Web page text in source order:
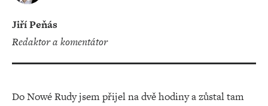
Jiří Peňás
redaktor a komentátor
Do Nowé Rudy jsem přijel na dvě hodiny a zůstal tam